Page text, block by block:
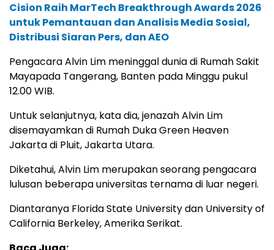
Cision Raih MarTech Breakthrough Awards 2026
untuk Pemantauan dan Analisis Media Sosial,
Distribusi Siaran Pers, dan AEO
Pengacara Alvin Lim meninggal dunia di Rumah Sakit
Mayapada Tangerang, Banten pada Minggu pukul
12.00 WIB.
Untuk selanjutnya, kata dia, jenazah Alvin Lim
disemayamkan di Rumah Duka Green Heaven
Jakarta di Pluit, Jakarta Utara.
Diketahui, Alvin Lim merupakan seorang pengacara
lulusan beberapa universitas ternama di luar negeri.
Diantaranya Florida State University dan University of
California Berkeley, Amerika Serikat.